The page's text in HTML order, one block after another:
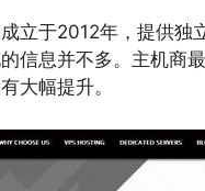
立于2012年，提供独
信息并不多。主机商
大幅提升。